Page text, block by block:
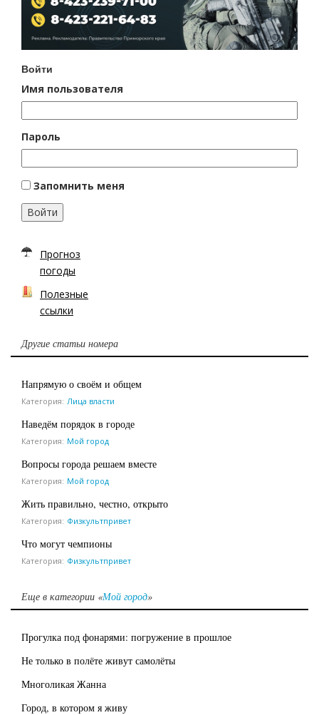
Войти
Имя пользователя
Пароль
Запомнить меня
Войти
Прогноз
погоды
Полезные
ссылки
Другие статьи номера
Напрямую о своём и общем
Категория: Лица власти
Наведём порядок в городе
Категория: Мой город
Вопросы города решаем вместе
Категория: Мой город
Жить правильно, честно, открыто
Категория: Физкультпривет
Что могут чемпионы
Категория: Физкультпривет
Еще в категории «Мой город»
Прогулка под фонарями: погружение в прошлое
Не только в полёте живут самолёты
Многоликая Жанна
Город, в котором я живу